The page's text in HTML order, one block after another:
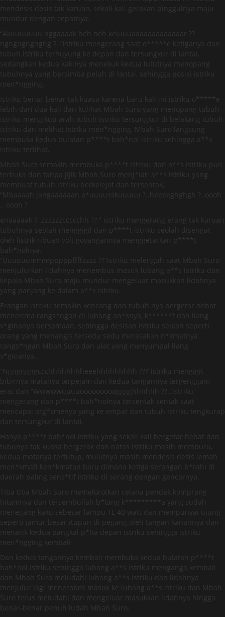
mendesis desis tak karuan, sekali kali gerakan pinggulnya maju
mundur dengan cepatnya.
“Akuuuuuuu nggaaaak heh heh keluuuaaaaaaaaaaaaar ??
ngngngngngng ?..”istriku mengerang saat o*****e ketiganya dan
tubuh istriku terhuyung ke depan dan tersungkur di lantai,
sedangkan kedua kakinya menekuk kedua lututnya menopang
tubuhnya yang bersimba peluh di lantai, sehingga posisi istriku
men*ngging.
Istriku benar-benar tak kuasa karena baru kali ini istriku o*****e
lebih dari dua kali dan kulihat Mbah Suro yang menopang tubuh
istriku mengikuti arah tubuh istriku tersungkur di belakang tubuh
istriku dan melihat istriku men*ngging, Mbah Suro langsung
membuka kedua bulatan p****t bah*nol istriku sehingga a**s
istriku terlihat.
Mbah Suro semakin membuka p****t istriku dan a**s istriku pun
terbuka dan tanpa jijik Mbah Suro menj*lati a**s istriku yang
membuat tubuh istriku berkelejot dan tersentak,
“Mbaaaah jangaaaaaan a*uuuusskuuuuu ?..heeeeghghgh ?..oooh
.. oooh ?
enaaaaak ?..zzzzzzccccchh ??.” istriku mengerang erang tak karuan
tubuhnya seolah menggigil dan p****t istriku seolah disengat
oleh listrik ribuan volt goyangannya menggetarkan p****t
bah*nolnya.
“Uuuuuummmpppppffffzzzz ??”istriku melenguh saat Mbah Suro
menjulurkan lidahnya menembus masuk lubang a**s istriku dan
kepala Mbah Suro maju mundur mengeluar masukkan lidahnya
yang panjang ke dalam a**s istriku.
Erangan istriku semakin kencang dan tubuh nya bergetar hebat
menerima rangs*ngan di lubang an*snya, k******t dan liang
v*ginanya bersamaan, sehingga desisan istriku seolah seperti
orang yang menangis tersedu sedu merasakan n*kmatnya
rangs*ngan Mbah Suro dan ulat yang menyumpal liang
v*ginanya..
“Ngngngngccchhhhhhhheeehhhhhhhhh ???”istriku mengigit
bibirnya matanya terpejam dan kedua tangannya tergenggam
erat dan “Wwwwwuuuuooooooooogggghhhhhh ??..’istriku
mengerang dan p****t bah*nolnya tersentak sentak saat
mencapai org*smenya yang ke empat dan tubuh istriku tengkurap
dan tersungkur di lantai.
Hanya p****t bah*nol istriku yang sekali kali bergetar hebat dan
tubunya tak kuasa bergerak dan nafas istriku masih memburu,
kedua matanya tertutup, mulutnya masih mendesis desis lemah
men*kmati ken*kmatan baru dimana ketiga serangan b*rahi di
daerah paling sens*tif istriku di serang dengan gencarnya.
Tiba tiba Mbah Suro memelorotkan celana pendek komprang
hitamnya dan tersembullah b*tang k*********a yang sudah
menegang kaku sebesar lampu TL 40 watt dan mempunyai ujung
seperti jamur besar itupun di pegang oleh tangan kanannya dan
menarik kedua pangkal p*ha depan istriku sehingga istriku
men*ngging kembali
Dan kedua tangannya kembali membuka kedua bulatan p****t
bah*nol istriku sehingga lubang a**s istriku menganga kembali
dan Mbah Suro meludahi lubang a**s istriku dan lidahnya
menjulur lagi menerobos masuk ke lubang a**s istriku dan Mbah
Suro terus meludahi dan mengeluar masukkan lidahnya hingga
benar-benar penuh ludah Mbah Suro.